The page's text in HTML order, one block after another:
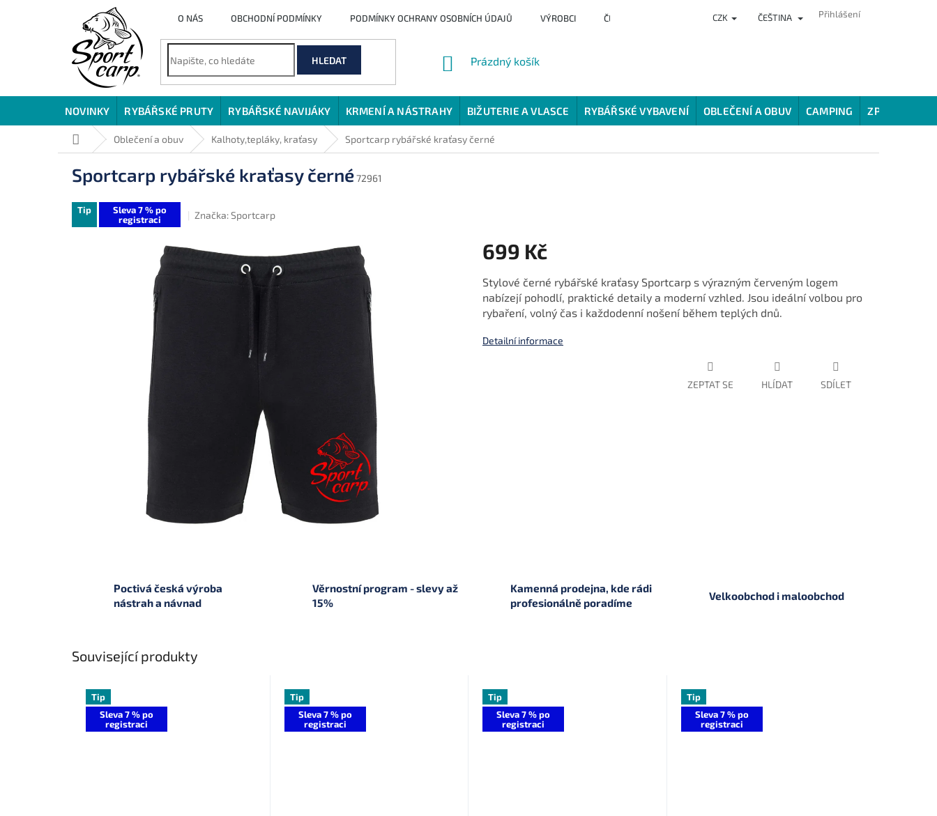
O NÁS OBCHODNÍ PODMÍNKY PODMÍNKY OCHRANY OSOBNÍCH ÚDAJŮ VÝROBCI ČLÁNKY HODNOCENÍ OBCHODU VĚRNOSTNÍ
CZK ČEŠTINA Přihlášení
HLEDAT
NÁKUPNÍ
Prázdný košík
NOVINKY RYBÁŘSKÉ PRUTY RYBÁŘSKÉ NAVIJÁKY KRMENÍ A NÁSTRAHY BIŽUTERIE A VLASCE RYBÁŘSKÉ VYBAVENÍ OBLEČENÍ A OBUV CAMPING ZPŮSOBY
Domů Oblečení a obuv Kalhoty,tepláky, kraťasy Sportcarp rybářské kraťasy černé
Sportcarp rybářské kraťasy černé72961
Tip
Sleva 7 % po
registraci
Značka:Sportcarp
699 Kč
cena:
Stylové černé rybářské kraťasy Sportcarp s výrazným červeným logem
nabízejí pohodlí, praktické detaily a moderní vzhled. Jsou ideální volbou pro
rybaření, volný čas i každodenní nošení během teplých dnů.
Detailní informace
ZEPTAT SE HLÍDAT SDÍLET
Poctivá česká výroba
nástrah a návnad
Věrnostní program - slevy až
15%
Kamenná prodejna, kde rádi
profesionálně poradíme
Velkoobchod i maloobchod
Související produkty
Tip
Sleva 7 % po
registraci
Tip
Sleva 7 % po
registraci
Tip
Sleva 7 % po
registraci
Tip
Sleva 7 % po
registraci